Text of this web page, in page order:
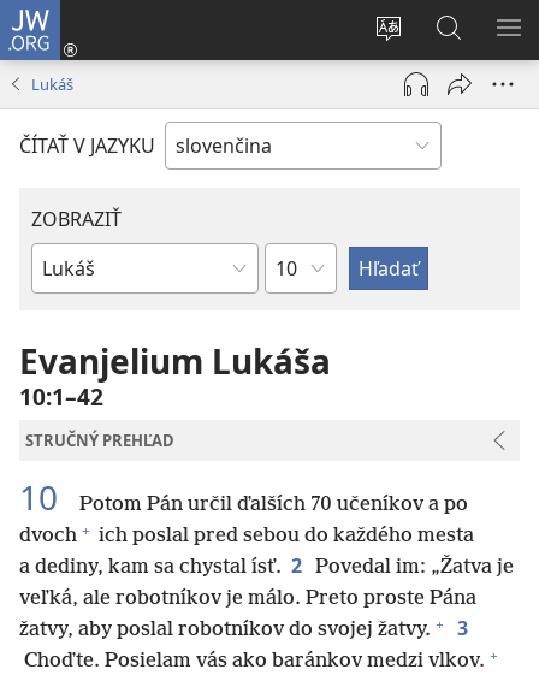
JW.ORG
Zmeniť
jazyk
stránky
Prihlásiť
sa
(otvorí
okno)
na
JW.ORG
Lukáš
ČÍTAŤ V JAZYKU
ZOBRAZIŤ
Biblická
Kapitola
Evanjelium Lukáša
10:1–42
STRUČNÝ PREHĽAD
10
Potom Pán určil ďalších 70 učeníkov a po
dvoch + ich poslal pred sebou do každého mesta
a dediny, kam sa chystal ísť. 2 Povedal im: „Žatva je
veľká, ale robotníkov je málo. Preto proste Pána
žatvy, aby poslal robotníkov do svojej žatvy. + 3
Choďte. Posielam vás ako baránkov medzi vlkov. +